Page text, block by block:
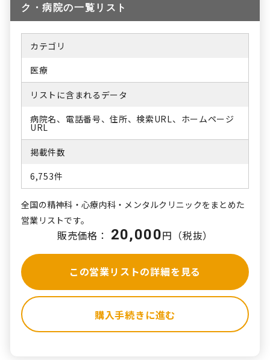
ク・病院の一覧リスト
カテゴリ
医療
リストに含まれるデータ
病院名、電話番号、住所、検索URL、ホームページ
URL
掲載件数
6,753件
全国の精神科・心療内科・メンタルクリニックをまとめた
営業リストです。
販売価格： 20,000円（税抜）
この営業リストの詳細を見る
購入手続きに進む